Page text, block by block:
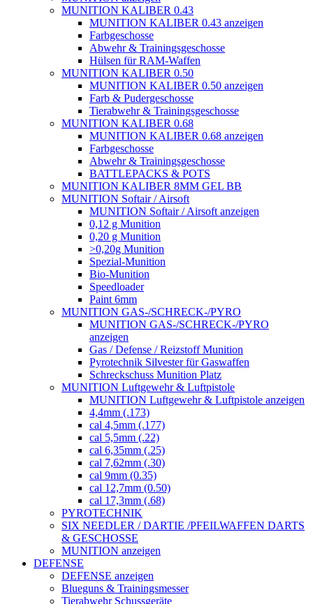
MUNITION KALIBER 0.43
MUNITION KALIBER 0.43 anzeigen
Farbgeschosse
Abwehr & Trainingsgeschosse
Hülsen für RAM-Waffen
MUNITION KALIBER 0.50
MUNITION KALIBER 0.50 anzeigen
Farb & Pudergeschosse
Tierabwehr & Trainingsgeschosse
MUNITION KALIBER 0.68
MUNITION KALIBER 0.68 anzeigen
Farbgeschosse
Abwehr & Trainingsgeschosse
BATTLEPACKS & POTS
MUNITION KALIBER 8MM GEL BB
MUNITION Softair / Airsoft
MUNITION Softair / Airsoft anzeigen
0,12 g Munition
0,20 g Munition
>0,20g Munition
Spezial-Munition
Bio-Munition
Speedloader
Paint 6mm
MUNITION GAS-/SCHRECK-/PYRO
MUNITION GAS-/SCHRECK-/PYRO
anzeigen
Gas / Defense / Reizstoff Munition
Pyrotechnik Silvester für Gaswaffen
Schreckschuss Munition Platz
MUNITION Luftgewehr & Luftpistole
MUNITION Luftgewehr & Luftpistole anzeigen
4,4mm (.173)
cal 4,5mm (.177)
cal 5,5mm (.22)
cal 6,35mm (.25)
cal 7,62mm (.30)
cal 9mm (0.35)
cal 12,7mm (0.50)
cal 17,3mm (.68)
PYROTECHNIK
SIX NEEDLER / DARTIE /PFEILWAFFEN DARTS
& GESCHOSSE
MUNITION anzeigen
DEFENSE
DEFENSE anzeigen
Blueguns & Trainingsmesser
Tierabwehr Schussgeräte